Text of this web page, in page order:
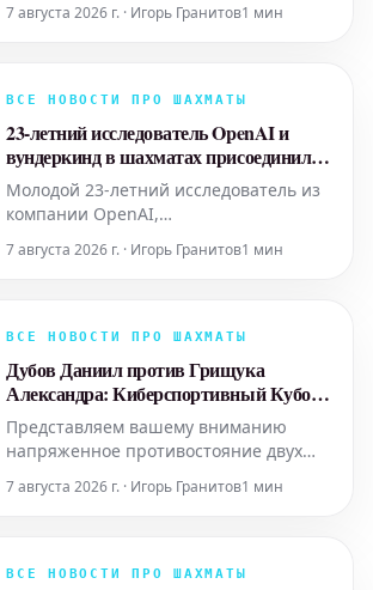
компании Freedom Finance, активно
шахматную индустрию уже привлекло
фигуру, способную оказать
значительное
7 августа 2026 г. · Игорь Гранитов1 мин
ВСЕ НОВОСТИ ПРО ШАХМАТЫ
23-летний исследователь OpenAI и
вундеркинд в шахматах присоединился
к стартапу, стремящемуся к ИИ-
телепатии
Молодой 23-летний исследователь из
компании OpenAI,
способности как в области
присоединился к стартапу, чья
технологии, имитирующей телепатию
с помощью ИИ. Эта ново
7 августа 2026 г. · Игорь Гранитов1 мин
ВСЕ НОВОСТИ ПРО ШАХМАТЫ
Дубов Даниил против Грищука
Александра: Киберспортивный Кубок
Мира 2026
Представляем вашему вниманию
напряженное противостояние двух
Дубова и Александра Грищука, на
рамках стадии Last Chance Qualifier
7 августа 2026 г. · Игорь Гранитов1 мин
ВСЕ НОВОСТИ ПРО ШАХМАТЫ